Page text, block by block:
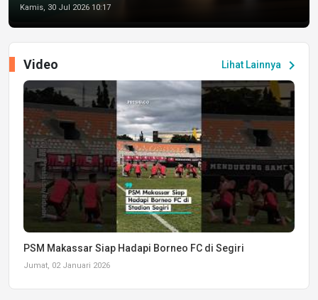
Kamis, 30 Jul 2026 10:17
Lihat Lainnya chevron_right
Video
PSM Makassar Siap Hadapi Borneo FC di Segiri
Jumat, 02 Januari 2026